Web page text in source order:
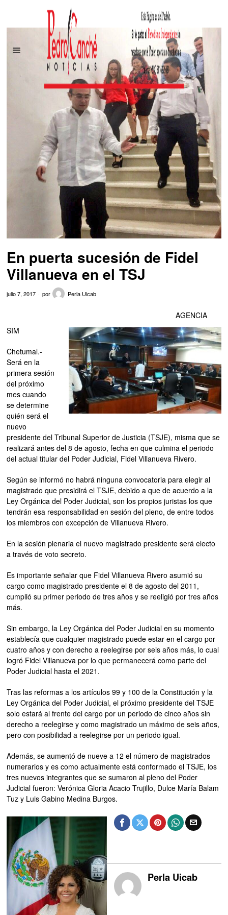
En puerta sucesión de Fidel
Villanueva en el TSJ
julio 7, 2017 por Perla Uicab
AGENCIA
SIM
Chetumal.-
Será en la
primera sesión
del próximo
mes cuando
se determine
quién será el
nuevo
presidente del Tribunal Superior de Justicia (TSJE), misma que se
realizará antes del 8 de agosto, fecha en que culmina el periodo
del actual titular del Poder Judicial, Fidel Villanueva Rivero.
Según se informó no habrá ninguna convocatoria para elegir al
magistrado que presidirá el TSJE, debido a que de acuerdo a la
Ley Orgánica del Poder Judicial, son los propios juristas los que
tendrán esa responsabilidad en sesión del pleno, de entre todos
los miembros con excepción de Villanueva Rivero.
En la sesión plenaria el nuevo magistrado presidente será electo
a través de voto secreto.
Es importante señalar que Fidel Villanueva Rivero asumió su
cargo como magistrado presidente el 8 de agosto del 2011,
cumplió su primer periodo de tres años y se reeligió por tres años
más.
Sin embargo, la Ley Orgánica del Poder Judicial en su momento
establecía que cualquier magistrado puede estar en el cargo por
cuatro años y con derecho a reelegirse por seis años más, lo cual
logró Fidel Villanueva por lo que permanecerá como parte del
Poder Judicial hasta el 2021.
Tras las reformas a los artículos 99 y 100 de la Constitución y la
Ley Orgánica del Poder Judicial, el próximo presidente del TSJE
solo estará al frente del cargo por un periodo de cinco años sin
derecho a reelegirse y como magistrado un máximo de seis años,
pero con posibilidad a reelegirse por un periodo igual.
Además, se aumentó de nueve a 12 el número de magistrados
numerarios y es como actualmente está conformado el TSJE, los
tres nuevos integrantes que se sumaron al pleno del Poder
Judicial fueron: Verónica Gloria Acacio Trujillo, Dulce María Balam
Tuz y Luis Gabino Medina Burgos.
Perla Uicab